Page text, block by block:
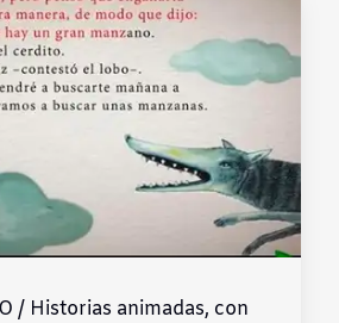
/ Historias animadas, con